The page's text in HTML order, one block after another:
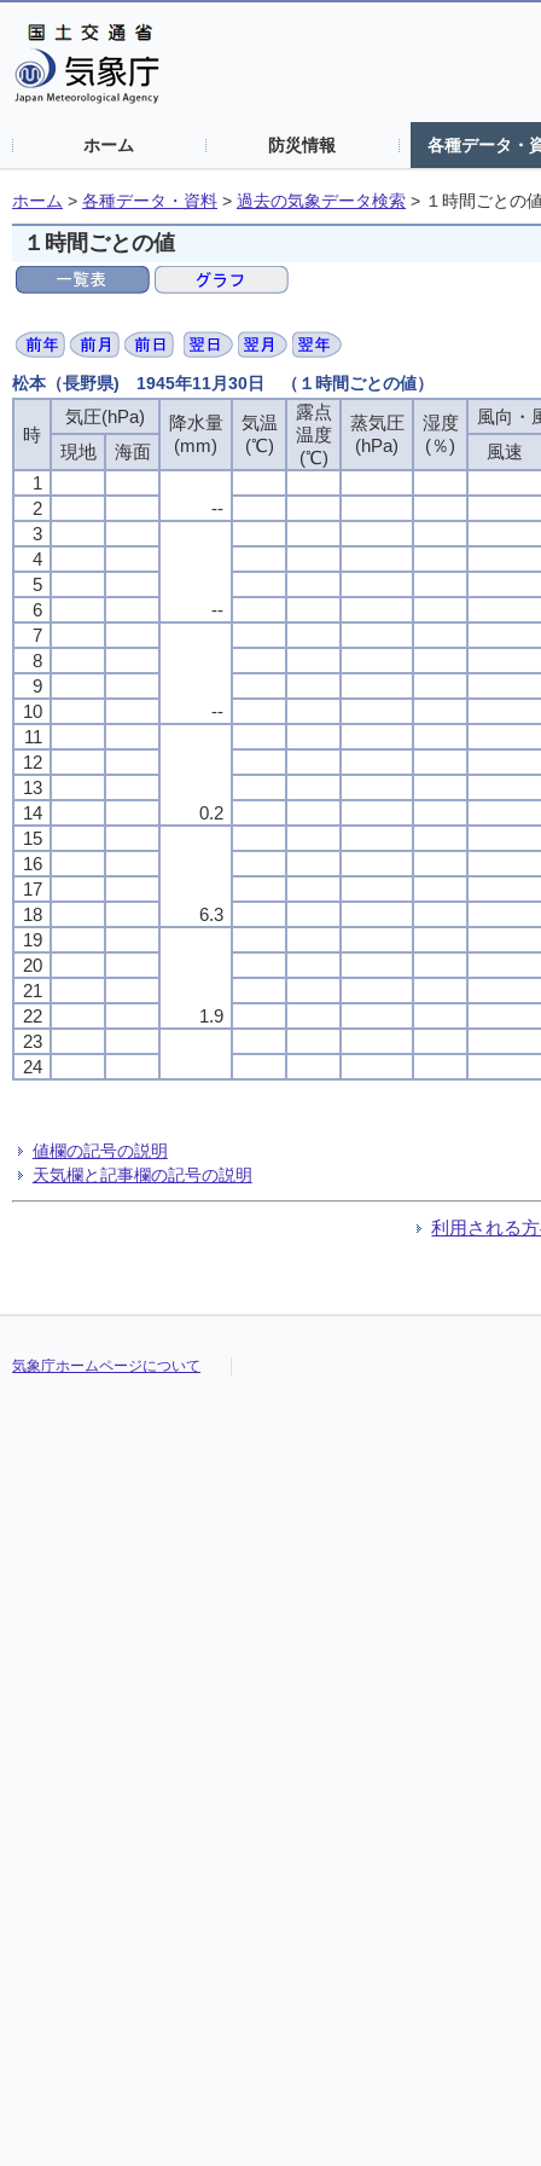
ホーム 防災情報 各種データ・
ホーム > 各種データ・資料 > 過去の気象データ検索 > １時間ごとの
１時間ごとの値
松本（長野県) 1945年11月30日 （１時間ごとの値）
時
気圧(hPa)
降水量
(mm)
気温
(℃)
露点
温度
(℃)
蒸気圧
(hPa)
湿度
(％)
風向・
現地
海面
風速
1
--
2
3
--
4
5
6
7
--
8
9
10
11
0.2
12
13
14
15
6.3
16
17
18
19
1.9
20
21
22
23
24
値欄の記号の説明
天気欄と記事欄の記号の説明
利用される
気象庁ホームページについて